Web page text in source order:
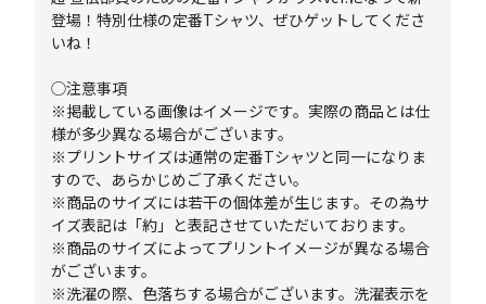
登場！特別仕様の定番Tシャツ、ぜひゲットしてくださ
いね！
◯注意事項
※掲載している画像はイメージです。実際の商品とは仕
様が多少異なる場合がございます。
※プリントサイズは通常の定番Tシャツと同一になりま
すので、あらかじめご了承ください。
※商品のサイズには若干の個体差が生じます。その為サ
イズ表記は「約」と表記させていただいております。
※商品のサイズによってプリントイメージが異なる場合
がございます。
※洗濯の際、色落ちする場合がございます。洗濯表示を